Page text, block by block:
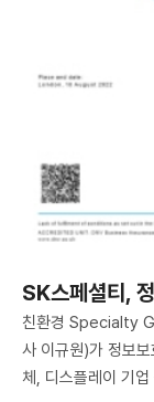
SK스페셜티,
친환경 Specialty
사 이규원)가 정보
체, 디스플레이 기